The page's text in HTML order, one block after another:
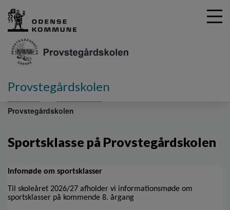
Provstegårdskolen
Provstegårdskolen
Sportsklasse på Provstegårdskolen
Infomøde om sportsklasser
Til skoleåret 2026/27 afholder vi informationsmøde om
sportsklasser på kommende 8. årgang